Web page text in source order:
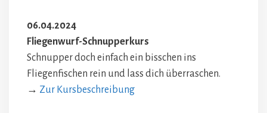
06.04.2024
Fliegenwurf-Schnupperkurs
Schnupper doch einfach ein bisschen ins
Fliegenfischen rein und lass dich überraschen.
→ Zur Kursbeschreibung